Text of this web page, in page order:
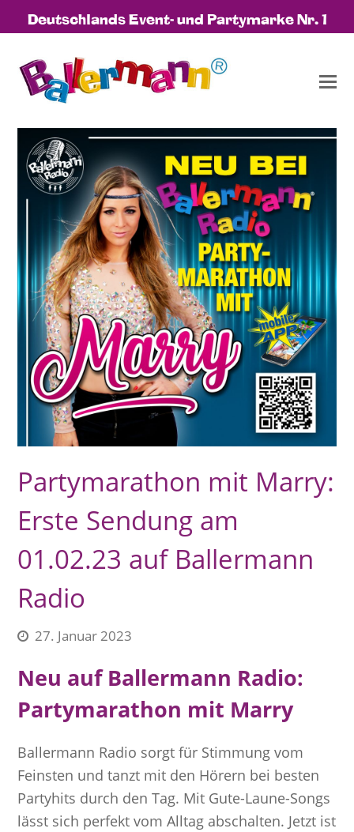
Deutschlands Event- und Partymarke Nr. 1
Partymarathon mit Marry:
Erste Sendung am
01.02.23 auf Ballermann
Radio
27. Januar 2023
Neu auf Ballermann Radio:
Partymarathon mit Marry
Ballermann Radio sorgt für Stimmung vom
Feinsten und tanzt mit den Hörern bei besten
Partyhits durch den Tag. Mit Gute-Laune-Songs
lässt sich perfekt vom Alltag abschalten. Jetzt ist